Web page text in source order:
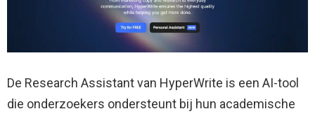
De Research Assistant van HyperWrite is een AI-tool
die onderzoekers ondersteunt bij hun academische